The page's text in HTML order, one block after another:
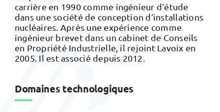
carrière en 1990 comme ingénieur d’étude
dans une société de conception d’installations
nucléaires. Après une expérience comme
ingénieur brevet dans un cabinet de Conseils
en Propriété Industrielle, il rejoint Lavoix en
2005. Il est associé depuis 2012.
Domaines technologiques